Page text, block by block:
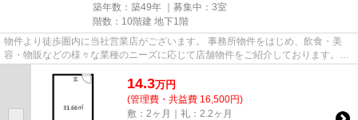
築年数：築49年 ｜募集中： 3室
階数：10階建 地下1階
物件より徒歩圏内に当社営業店がございます。 事務所物件をはじめ、飲食・美
容・物販などの様々な業種のニーズに応じて店舗物件をご紹介しております。
尚、弊社ではおとり広告は一切...
14.3万円
(管理費・共益費 16,500円)
敷：2ヶ月｜礼：2.2ヶ月